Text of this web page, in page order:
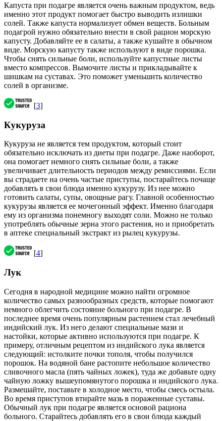
Капуста при подагре является очень важным продуктом, ведь
именно этот продукт помогает быстро выводить излишки
солей. Также капуста нормализует обмен веществ. Больным
подагрой нужно обязательно внести в свой рацион морскую
капусту. Добавляйте ее в салаты, а также кушайте в обычном
виде. Морскую капусту также используют в виде порошка.
Чтобы снять сильные боли, используйте капустные листы
вместо компрессов. Вымочите листы и прикладывайте к
шишкам на суставах. Это поможет уменьшить количество
солей в организме.
[3]
Кукуруза
Кукуруза не является тем продуктом, который стоит
обязательно исключать из диеты при подагре. Даже наоборот,
она помогает немного снять сильные боли, а также
увеличивает длительность периодов между ремиссиями. Если
вы страдаете на очень частые приступы, постарайтесь почаще
добавлять в свои блюда именно кукурузу. Из нее можно
готовить салаты, супы, овощные рагу. Главной особенностью
кукурузы является ее мочегонный эффект. Именно благодаря
ему из организма понемногу выходят соли. Можно не только
употреблять обычные зерна этого растения, но и приобретать
в аптеке специальный экстракт из рылец кукурузы.
[4]
Лук
Сегодня в народной медицине можно найти огромное
количество самых разнообразных средств, которые помогают
немного облегчить состояние больного при подагре. В
последнее время очень популярным растением стал лечебный
индийский лук. Из него делают специальные мази и
настойки, которые активно используются при подагре. К
примеру, отличным рецептом из индийского лука является
следующий: истолките почки тополя, чтобы получился
порошок. На водяной бане растопите небольшое количество
сливочного масла (пять чайных ложек), туда же добавьте одну
чайную ложку вышеупомянутого порошка и индийского лука.
Размешайте, поставьте в холодное место, чтобы смесь остыла.
Во время приступов втирайте мазь в пораженные суставы.
Обычный лук при подагре является основой рациона
больного. Старайтесь добавлять его в свои блюда каждый